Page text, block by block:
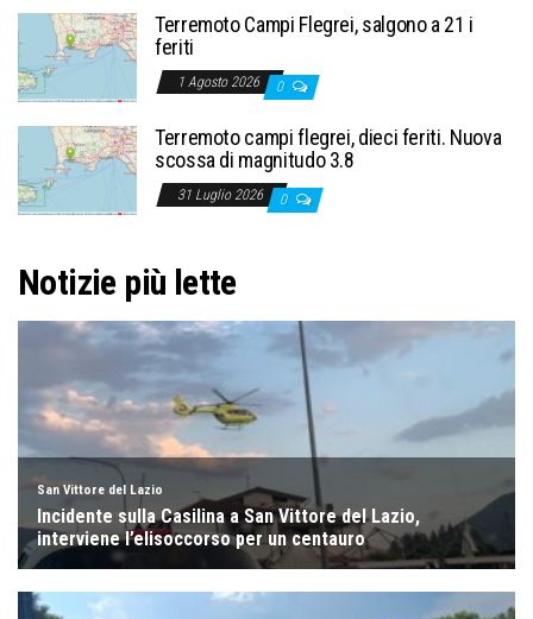
Terremoto Campi Flegrei, salgono a 21 i
feriti
1 Agosto 2026 0
Terremoto campi flegrei, dieci feriti. Nuova
scossa di magnitudo 3.8
31 Luglio 2026 0
Notizie più lette